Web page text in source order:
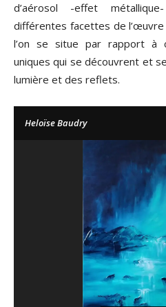
d’aérosol -effet
différentes facettes de
l’on se situe par rapport à
uniques qui se découvrent et
lumière et des reflets.
Heloïse Baudry